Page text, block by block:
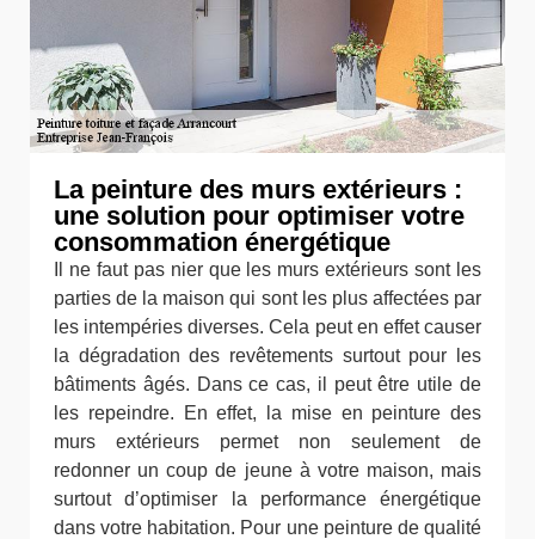
La peinture des murs extérieurs :
une solution pour optimiser votre
consommation énergétique
Il ne faut pas nier que les murs extérieurs sont les
parties de la maison qui sont les plus affectées par
les intempéries diverses. Cela peut en effet causer
la dégradation des revêtements surtout pour les
bâtiments âgés. Dans ce cas, il peut être utile de
les repeindre. En effet, la mise en peinture des
murs extérieurs permet non seulement de
redonner un coup de jeune à votre maison, mais
surtout d’optimiser la performance énergétique
dans votre habitation. Pour une peinture de qualité